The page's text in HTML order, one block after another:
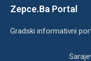
Zepce.Ba Portal
Gradski informativni